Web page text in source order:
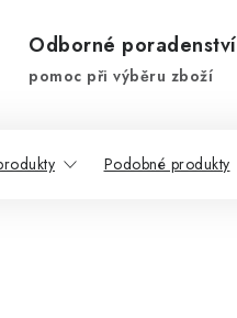
Odborné poradenství
pomoc při výběru zboží
Podobné produkty